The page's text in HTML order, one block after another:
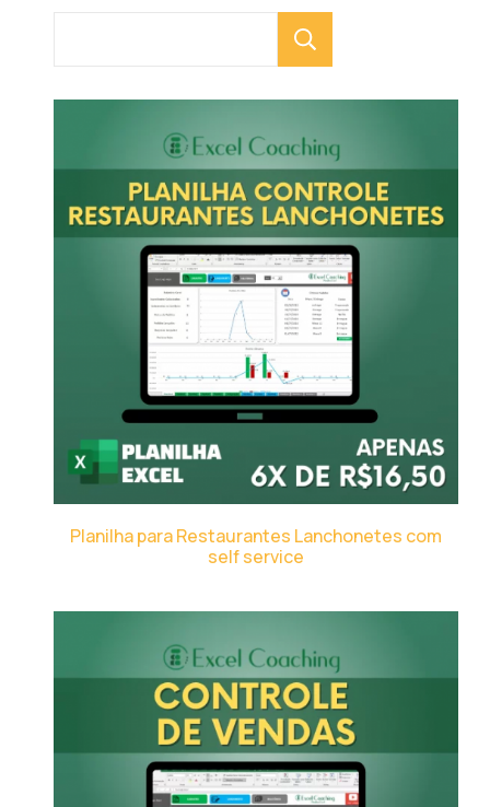
Planilha para Restaurantes Lanchonetes com
self service